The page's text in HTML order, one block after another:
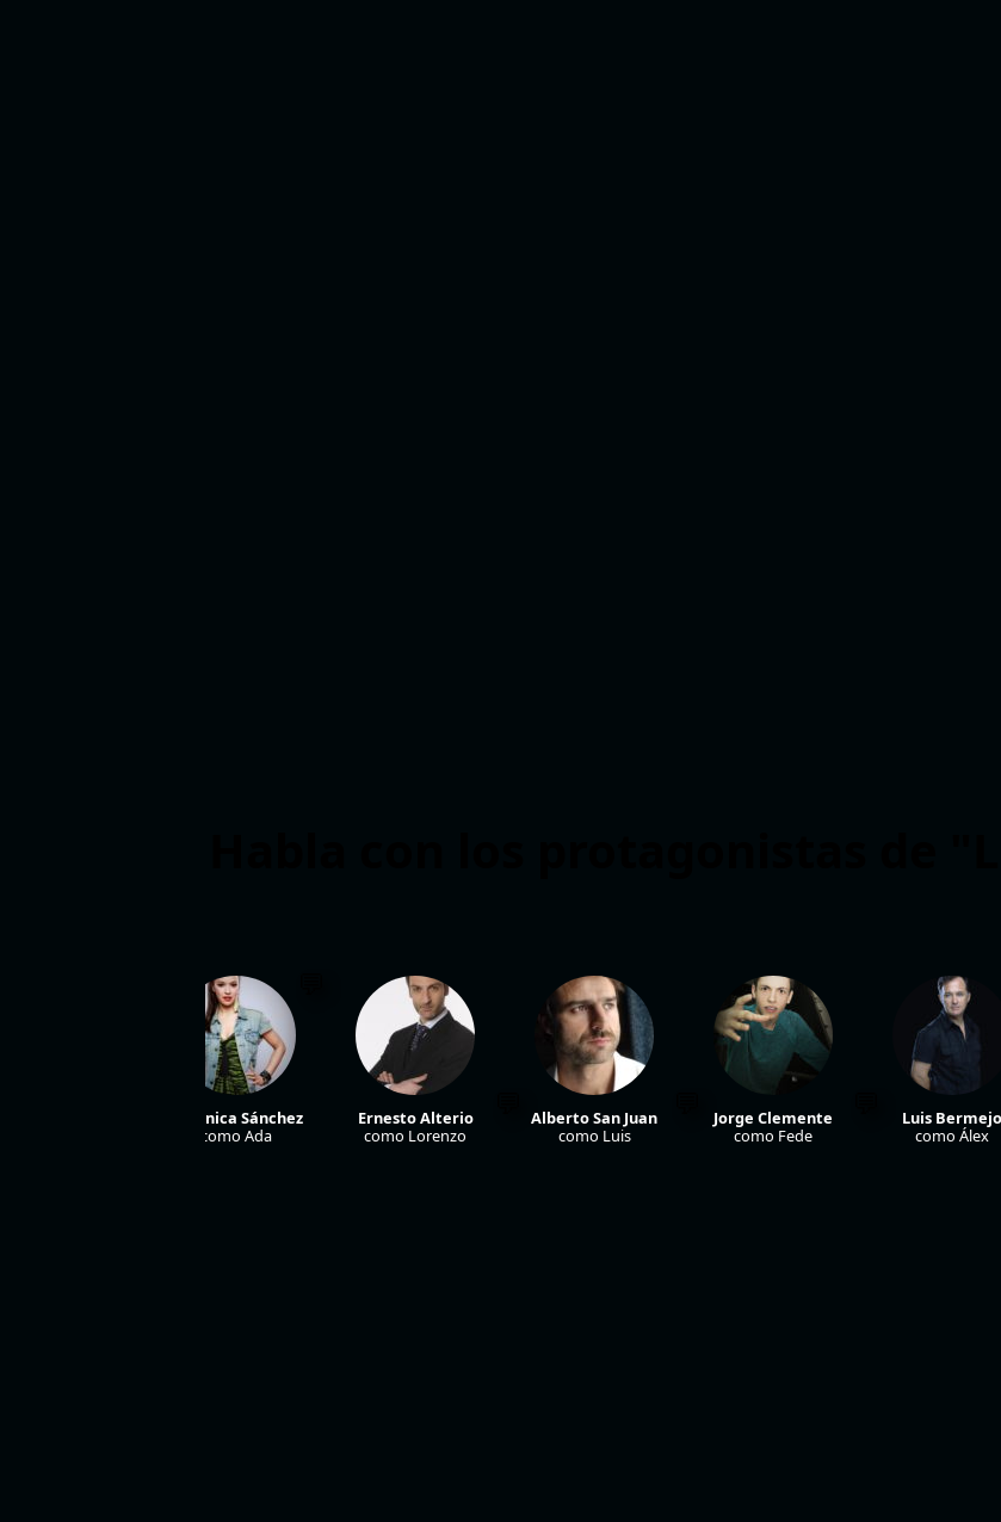
Verónica Sánchez
como Ada
Ernesto Alterio
como Lorenzo
Alberto San Juan
como Luis
Jorge Clemente
como Fede
Luis Bermejo
como Álex